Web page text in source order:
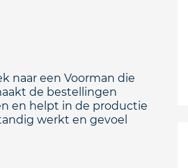
naar een Voorman die
de bestellingen
en helpt in de productie
werkt en gevoel